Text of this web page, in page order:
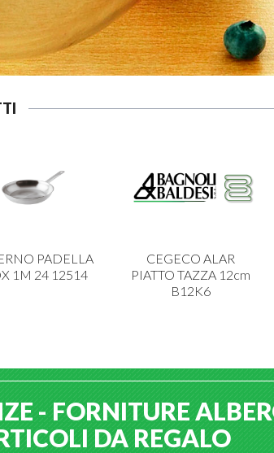
PADELLA
1M 24 12514
CEGECO ALAR
PIATTO TAZZA 12cm
B12K6
- FORNITURE
DA REGALO